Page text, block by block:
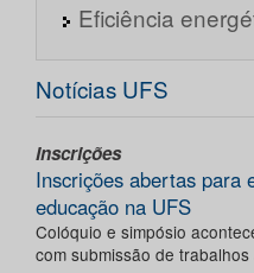
Eficiência
Notícias UFS
Inscrições
Inscrições abertas para
educação na UFS
Colóquio e simpósio
com submissão de